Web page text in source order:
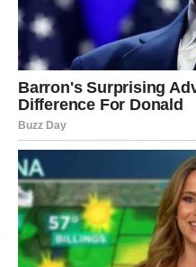
Šta se zaista
Vrijeme je za iskren
Istina može
tišina
Pred vama su trenuci koje